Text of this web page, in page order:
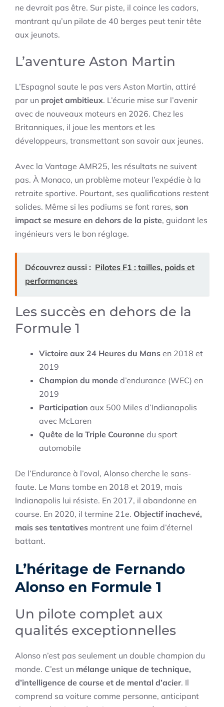
ne devrait pas être. Sur piste, il coince les cadors,
montrant qu’un pilote de 40 berges peut tenir tête
aux jeunots.
L’aventure Aston Martin
L’Espagnol saute le pas vers Aston Martin, attiré
par un projet ambitieux. L’écurie mise sur l’avenir
avec de nouveaux moteurs en 2026. Chez les
Britanniques, il joue les mentors et les
développeurs, transmettant son savoir aux jeunes.
Avec la Vantage AMR25, les résultats ne suivent
pas. À Monaco, un problème moteur l’expédie à la
retraite sportive. Pourtant, ses qualifications restent
solides. Même si les podiums se font rares, son
impact se mesure en dehors de la piste, guidant les
ingénieurs vers le bon réglage.
Découvrez aussi : Pilotes F1 : tailles, poids et
performances
Les succès en dehors de la
Formule 1
Victoire aux 24 Heures du Mans en 2018 et
2019
Champion du monde d’endurance (WEC) en
2019
Participation aux 500 Miles d’Indianapolis
avec McLaren
Quête de la Triple Couronne du sport
automobile
De l’Endurance à l’oval, Alonso cherche le sans-
faute. Le Mans tombe en 2018 et 2019, mais
Indianapolis lui résiste. En 2017, il abandonne en
course. En 2020, il termine 21e. Objectif inachevé,
mais ses tentatives montrent une faim d’éternel
battant.
L’héritage de Fernando
Alonso en Formule 1
Un pilote complet aux
qualités exceptionnelles
Alonso n’est pas seulement un double champion du
monde. C’est un mélange unique de technique,
d’intelligence de course et de mental d’acier. Il
comprend sa voiture comme personne, anticipant